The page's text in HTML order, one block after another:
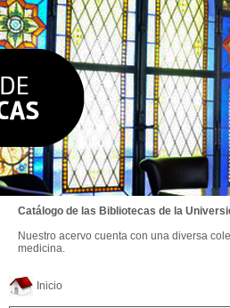
Inicio
Catálogo de las Bibliotecas de la
Nuestro acervo cuenta con una diversa
medicina.